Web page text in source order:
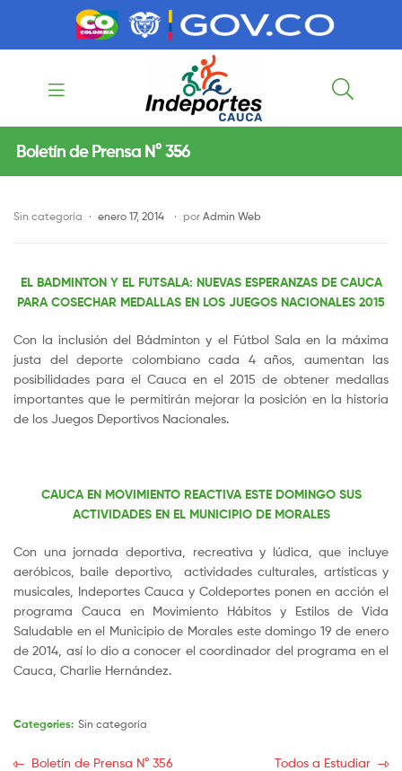
Indeportes
Cauca
Boletín de Prensa N° 356
Sin categoría enero 17, 2014 por Admin Web
EL BADMINTON Y EL FUTSALA: NUEVAS ESPERANZAS DE CAUCA
PARA COSECHAR MEDALLAS EN LOS JUEGOS NACIONALES 2015
Con la inclusión del Bádminton y el Fútbol Sala en la máxima
justa del deporte colombiano cada 4 años, aumentan las
posibilidades para el Cauca en el 2015 de obtener medallas
importantes que le permitirán mejorar la posición en la historia
de los Juegos Deportivos Nacionales.
CAUCA EN MOVIMIENTO REACTIVA ESTE DOMINGO SUS
ACTIVIDADES EN EL MUNICIPIO DE MORALES
Con una jornada deportiva, recreativa y lúdica, que incluye
aeróbicos, baile deportivo, actividades culturales, artísticas y
musicales, Indeportes Cauca y Coldeportes ponen en acción el
programa Cauca en Movimiento Hábitos y Estilos de Vida
Saludable en el Municipio de Morales este domingo 19 de enero
de 2014, así lo dio a conocer el coordinador del programa en el
Cauca, Charlie Hernández.
Categories: Sin categoría
Boletín de Prensa N° 356 Todos a Estudiar